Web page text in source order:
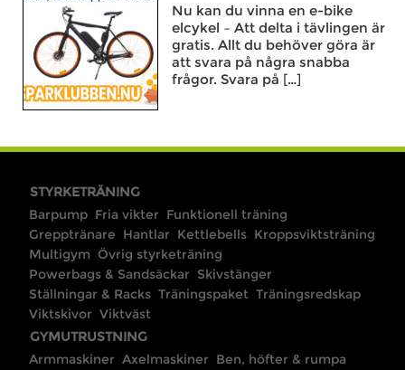
Nu kan du vinna en e-bike
elcykel – Att delta i tävlingen är
gratis. Allt du behöver göra är
att svara på några snabba
frågor. Svara på […]
STYRKETRÄNING
Barpump Fria vikter Funktionell träning
Grepptränare Hantlar Kettlebells Kroppsviktsträning
Multigym Övrig styrketräning
Powerbags & Sandsäckar Skivstänger
Ställningar & Racks Träningspaket Träningsredskap
Viktskivor Viktväst
GYMUTRUSTNING
Armmaskiner Axelmaskiner Ben, höfter & rumpa